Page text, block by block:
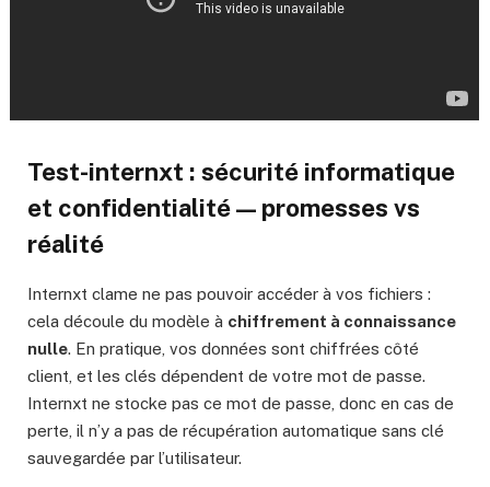
Test-internxt : sécurité informatique
et confidentialité — promesses vs
réalité
Internxt clame ne pas pouvoir accéder à vos fichiers :
cela découle du modèle à chiffrement à connaissance
nulle. En pratique, vos données sont chiffrées côté
client, et les clés dépendent de votre mot de passe.
Internxt ne stocke pas ce mot de passe, donc en cas de
perte, il n’y a pas de récupération automatique sans clé
sauvegardée par l’utilisateur.